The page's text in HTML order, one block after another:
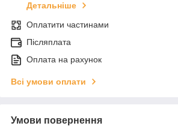
Детальніше
Оплатити частинами
Післяплата
Оплата на рахунок
Всі умови оплати
Умови повернення